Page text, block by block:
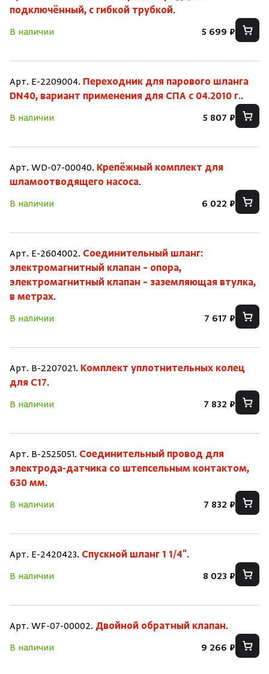
подключённый, с гибкой трубкой.
В наличии
5 699 ₽
Арт. E-2209004. Переходник для парового шланга
DN40, вариант применения для СПА с 04.2010 г..
В наличии
5 807 ₽
Арт. WD-07-00040. Крепёжный комплект для
шламоотводящего насоса.
В наличии
6 022 ₽
Арт. E-2604002. Соединительный шланг:
электромагнитный клапан – опора,
электромагнитный клапан – заземляющая втулка,
в метрах.
В наличии
7 617 ₽
Арт. B-2207021. Комплект уплотнительных колец
для C17.
В наличии
7 832 ₽
Арт. B-2525051. Соединительный провод для
электрода-датчика со штепсельным контактом,
630 мм.
В наличии
7 832 ₽
Арт. E-2420423. Спускной шланг 1 1/4".
В наличии
8 023 ₽
Арт. WF-07-00002. Двойной обратный клапан.
В наличии
9 266 ₽
На главную
Войти
Зарегистрироваться